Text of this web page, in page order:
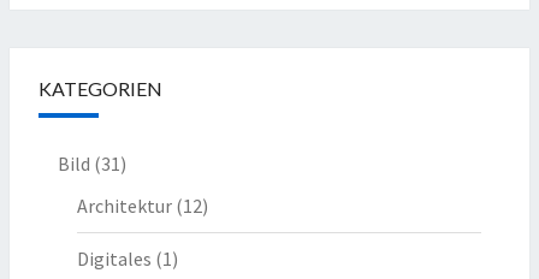
KATEGORIEN
Bild (31)
Architektur (12)
Digitales (1)